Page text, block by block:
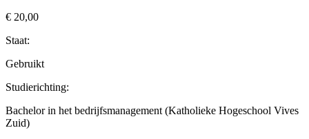
€ 20,00
Staat:
Gebruikt
Studierichting:
Bachelor in het bedrijfsmanagement (Katholieke Hogeschool Vives
Zuid)